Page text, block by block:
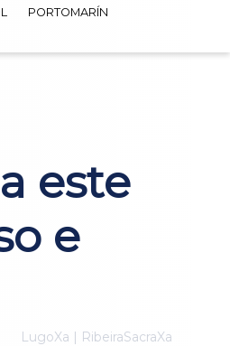
PORTOMARÍN
este
e
LugoXa | RibeiraSacraXa